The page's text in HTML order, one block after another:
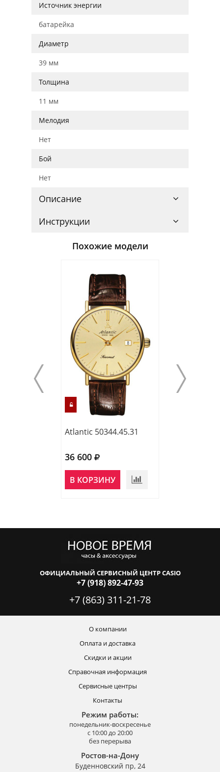
Источник энергии
батарейка
Диаметр
39 мм
Толщина
11 мм
Мелодия
Нет
Бой
Нет
Описание
Инструкции
Похожие модели
Atlantic 50344.45.31
36 600
В КОРЗИНУ
ОФИЦИАЛЬНЫЙ СЕРВИСНЫЙ ЦЕНТР CASIO
+7 (918) 892-47-93
+7 (863) 311-21-78
О компании
Оплата и доставка
Скидки и акции
Справочная информация
Сервисные центры
Контакты
Режим работы:
понедельник-воскресенье
с 10:00 до 20:00
без перерыва
Ростов-на-Дону
Буденновский пр, 24